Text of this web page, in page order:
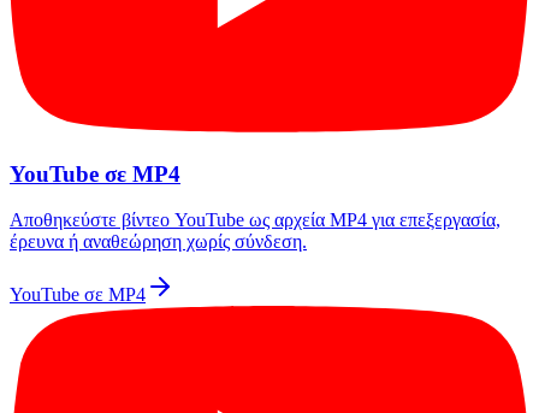
YouTube σε MP4
Αποθηκεύστε βίντεο YouTube ως αρχεία MP4 για επεξεργασία,
έρευνα ή αναθεώρηση χωρίς σύνδεση.
YouTube σε MP4